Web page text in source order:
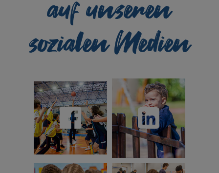
auf unseren
sozialen Medien